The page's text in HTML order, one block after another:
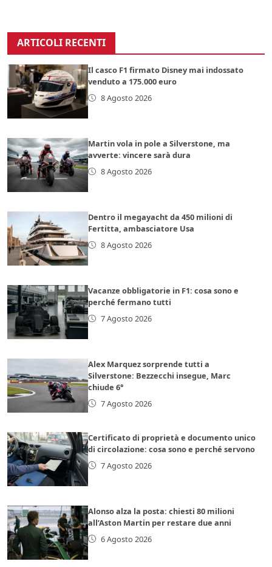
ARTICOLI RECENTI
Il casco F1 firmato Disney mai indossato
venduto a 175.000 euro
8 Agosto 2026
Martin vola in pole a Silverstone, ma
avverte: vincere sarà dura
8 Agosto 2026
Dentro il megayacht da 450 milioni di
Fertitta, ambasciatore Usa
8 Agosto 2026
Vacanze obbligatorie in F1: cosa sono e
perché fermano tutti
7 Agosto 2026
Alex Marquez sorprende tutti a
Silverstone: Bezzecchi insegue, Marc
chiude 6°
7 Agosto 2026
Certificato di proprietà e documento unico
di circolazione: cosa sono e perché servono
7 Agosto 2026
Alonso alza la posta: chiesti 80 milioni
all’Aston Martin per restare due anni
6 Agosto 2026